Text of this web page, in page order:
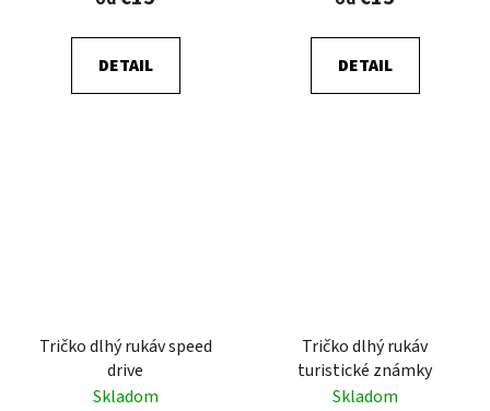
DETAIL DETAIL
Tričko dlhý rukáv speed
drive
Skladom
Tričko dlhý rukáv
turistické známky
Skladom